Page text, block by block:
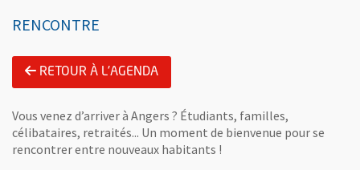
RENCONTRE
RETOUR À L'AGENDA
Vous venez d’arriver à Angers ? Étudiants, familles,
célibataires, retraités... Un moment de bienvenue pour se
rencontrer entre nouveaux habitants !